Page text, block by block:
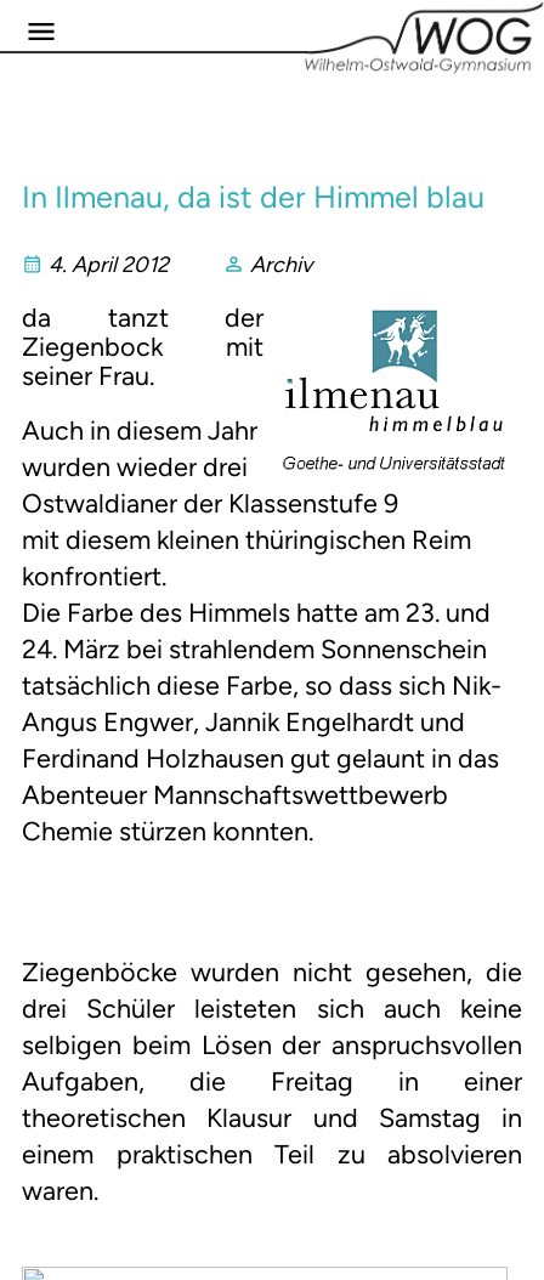
In Ilmenau, da ist der Himmel blau
4. April 2012 Archiv
da tanzt der
Ziegenbock mit
seiner Frau.
Auch in diesem Jahr
wurden wieder drei
Ostwaldianer der Klassenstufe 9
mit diesem kleinen thüringischen Reim
konfrontiert.
Die Farbe des Himmels hatte am 23. und
24. März bei strahlendem Sonnenschein
tatsächlich diese Farbe, so dass sich Nik-
Angus Engwer, Jannik Engelhardt und
Ferdinand Holzhausen gut gelaunt in das
Abenteuer Mannschaftswettbewerb
Chemie stürzen konnten.
Ziegenböcke wurden nicht gesehen, die
drei Schüler leisteten sich auch keine
selbigen beim Lösen der anspruchsvollen
Aufgaben, die Freitag in einer
theoretischen Klausur und Samstag in
einem praktischen Teil zu absolvieren
waren.